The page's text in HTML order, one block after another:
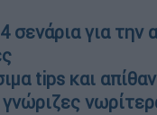
σενάρια για την
tips και